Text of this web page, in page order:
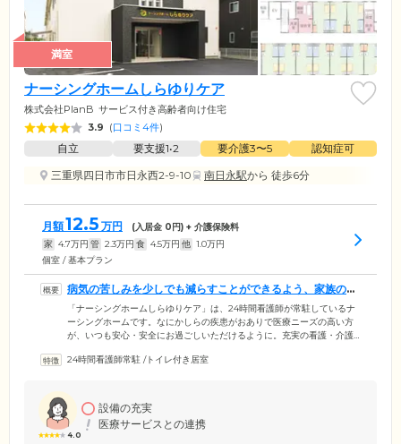
満室
ナーシングホームしらゆりケア
株式会社PlanB サービス付き高齢者向け住宅
3.9 (口コミ4件)
自立 要支援1•2 要介護3〜5
認知症可
三重県四日市市日永西2-9-10
南日永駅から 徒歩6分
月額12.5 万円 (入居金 0円) + 介護保険料
家 4.7万円 管 2.3万円 食 4.5万円 他 1.0万円
個室 / 基本プラン
病気の苦しみを少しでも減らすことができるよう、家族のよ
うに寄り添います
「ナーシングホームしらゆりケア」は、24時間看護師が常駐しているナ
ーシングホームです。なにかしらの疾患がおありで医療ニーズの高い方
が、いつも安心・安全にお過ごしいただけるように。充実の看護・介護
法士・理学療法士が在籍。技術向上はもちろん、ご入居者様・ご家族の
にしたサービスで、ご入居者様を見守ります。日用品(リネンを含む)はホ
ームがご用意します。ご家族への負担なく、すぐにご入居いただけま
す。
24時間看護師常駐 /トイレ付き居室
4.0
設備の充実
医療サービスとの連携